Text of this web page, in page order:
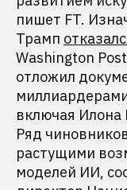
пишет FT.
Трамп
Washington Post
отложил
включая Илона
Ряд
растущими
моделей ИИ,